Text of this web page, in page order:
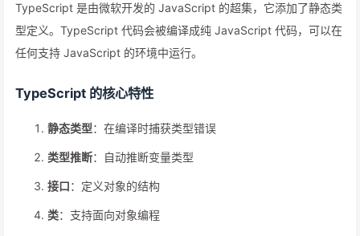
TypeScript 是由微软开发的 JavaScript 的超集，它添加了静态类
型定义。TypeScript 代码会被编译成纯 JavaScript 代码，可以在
任何支持 JavaScript 的环境中运行。
TypeScript 的核心特性
静态类型：在编译时捕获类型错误
类型推断：自动推断变量类型
接口：定义对象的结构
类：支持面向对象编程